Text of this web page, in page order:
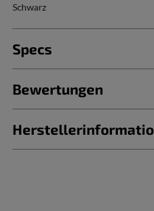
Schwarz
Specs
Bewertungen